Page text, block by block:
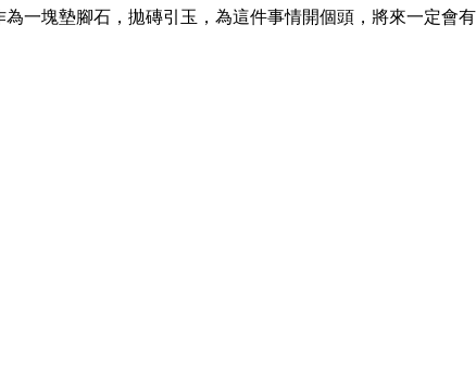
一塊墊腳石，拋磚引玉，為這件事情開個頭，將來一定會